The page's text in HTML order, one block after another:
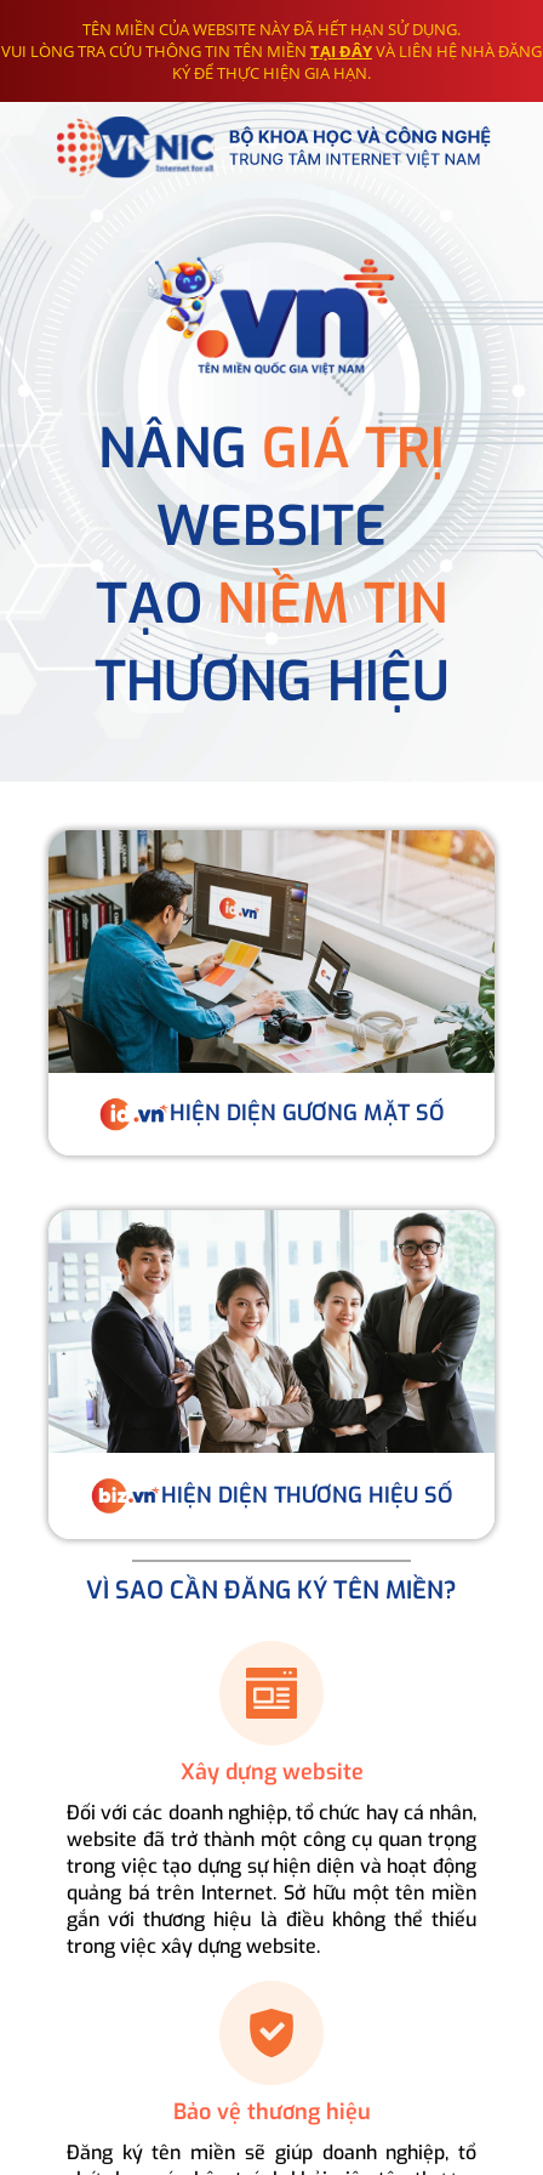
TÊN MIỀN CỦA WEBSITE NÀY ĐÃ HẾT HẠN SỬ DỤNG.
VUI LÒNG TRA CỨU THÔNG TIN TÊN MIỀN TẠI ĐÂYVÀ LIÊN HỆ NHÀ ĐĂNG
KÝ ĐỂ THỰC HIỆN GIA HẠN.
NÂNG GIÁ TRỊ
WEBSITE
TẠONIỀM TIN
THƯƠNG HIỆU
HIỆN DIỆN GƯƠNG MẶT SỐ
HIỆN DIỆN THƯƠNG HIỆU SỐ
VÌ SAO CẦN ĐĂNG KÝ TÊN MIỀN?
Xây dựng website
Đối với các doanh nghiệp, tổ chức hay cá nhân,
website đã trở thành một công cụ quan trọng
trong việc tạo dựng sự hiện diện và hoạt động
quảng bá trên Internet. Sở hữu một tên miền
gắn với thương hiệu là điều không thể thiếu
trong việc xây dựng website.
Bảo vệ thương hiệu
Đăng ký tên miền sẽ giúp doanh nghiệp, tổ